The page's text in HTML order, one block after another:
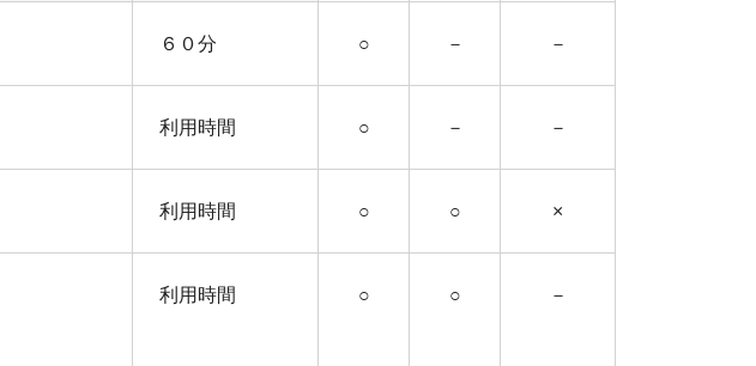
６０分 ○ － －
利用時間 ○ － －
利用時間 ○ ○ ×
利用時間 ○ ○ －